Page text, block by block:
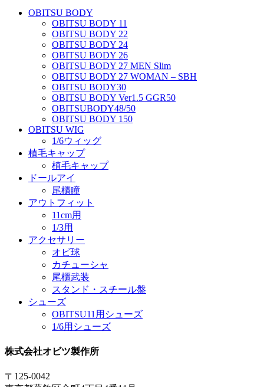
OBITSU BODY
OBITSU BODY 11
OBITSU BODY 22
OBITSU BODY 24
OBITSU BODY 26
OBITSU BODY 27 MEN Slim
OBITSU BODY 27 WOMAN – SBH
OBITSU BODY30
OBITSU BODY Ver1.5 GGR50
OBITSUBODY48/50
OBITSU BODY 150
OBITSU WIG
1/6ウィッグ
植毛キャップ
植毛キャップ
ドールアイ
尾櫃瞳
アウトフィット
11cm用
1/3用
アクセサリー
オビ球
カチューシャ
尾櫃武装
スタンド・スチール盤
シューズ
OBITSU11用シューズ
1/6用シューズ
株式会社オビツ製作所
〒125-0042